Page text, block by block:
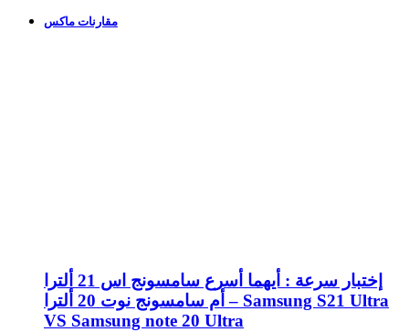
مقارنات ماكس
إختبار سرعة : أيهما أسرع سامسونج اس 21 ألترا
أم سامسونج نوت 20 ألترا – Samsung S21 Ultra
VS Samsung note 20 Ultra